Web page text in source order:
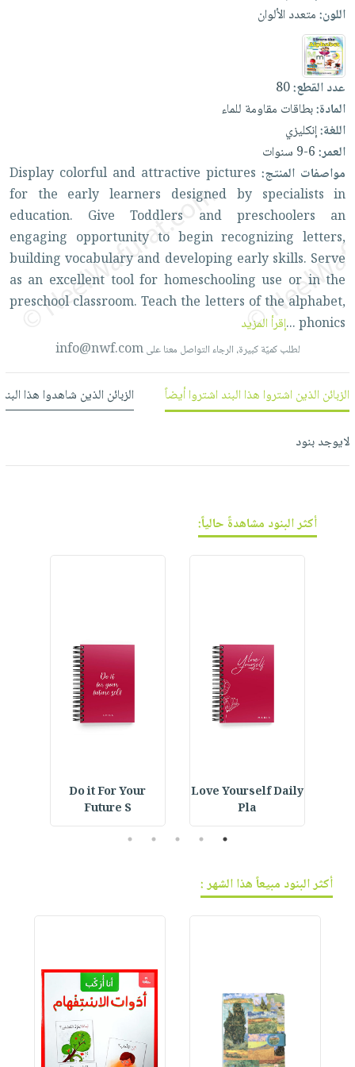
العناية
بالأسنان
الحمية
والتغذية
أدوات
المائدة
الأوعية
والتخزين
أدوات
المطبخ
الأكثر
مبيعاً
العودة
للمدارس
اكسسوارات
كتب
اكسسوارات
منزلية
اكسسوارات
ملابس
مطرزات
حقائب
حلي
عناية
أطفال
مناسبات
شحن
مجاني
بنود
مختارة
اشتراكات
كل
الاشتراكات
صندوق
القراءة
iKitab
بلا
حدود
بحث
متقدم
نيل
وفرات
عن
الشركة
سياسة
الشركة
فيديوهات
يتكرر
خدمات
نيل
انشر
كتابك
تواصل
حسابك
لائحة
الأمنيات
التسوق
الإصدارات
اللون:متعدد الألوان
عدد القطع:80
المادة:بطاقات مقاومة للماء
اللغة:إنكليزي
العمر:6-9 سنوات
مواصفات المنتج:
Display colorful and attractivepictures
for the earlylearners designed by specialistsin
education. GiveToddlers and preschoolers an
engaging opportunity to beginrecognizingletters,
building vocabularyand developing early skills. Serve
as an excellent toolfor homeschoolinguse or inthe
preschool classroom.Teachthe letters ofthe alphabet,
phonics
...إقرأ المزيد
لطلب كميّة كبيرة، الرجاء التواصل معنا علىinfo@nwf.com
الزبائن الذين اشتروا هذا البند اشتروا أيضاً الزبائن الذين شاهدوا هذا
لايوجد بنود
أكثر البنود مشاهدةً حالياً:
Love Yourself Daily
Pla
Do it For Your
Future S
1
2
3
4
5
أكثر البنود مبيعاً هذا الشهر :